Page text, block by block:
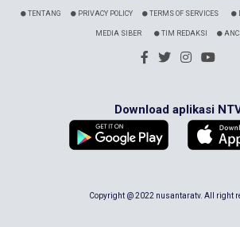
TENTANG PRIVACY POLICY TERMS OF SERVICES
MEDIA SIBER TIM REDAKSI
Download aplikasi
Copyright @ 2022 nusantaratv. All right